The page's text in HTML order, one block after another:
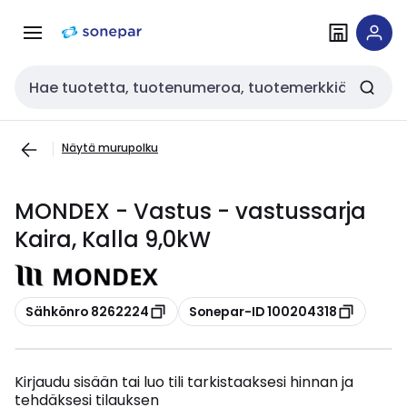
navigointiinsisältöön
Haku
Näytä murupolku
MONDEX - Vastus - vastussarja
Kaira, Kalla 9,0kW
Kopioi
Sähkönro 8262224 Kopioi
Sonepar-ID 100204318
Kirjaudu sisään tai luo tili tarkistaaksesi hinnan ja
tehdäksesi tilauksen